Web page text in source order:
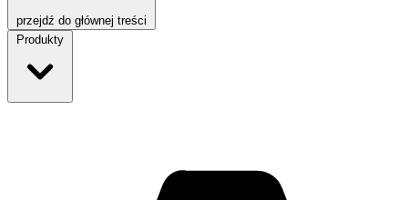
przejdź do głównej treści
Produkty